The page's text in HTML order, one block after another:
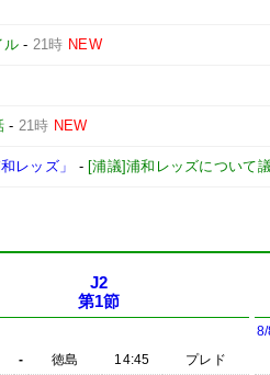
ル - 21時 NEW
- 21時 NEW
レッズ」 - [浦議]浦和レッズについて
J2
第1節
- 徳島 14:45
プレド